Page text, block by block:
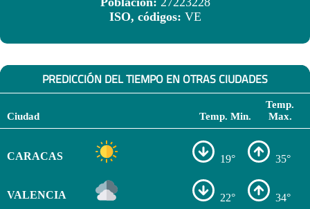
ISO, códigos: VE
PREDICCIÓN DEL TIEMPO EN OTRAS CIUDADES
Ciudad Temp. Min.
Temp.
Max.
CARACAS 19° 35°
VALENCIA 22° 34°